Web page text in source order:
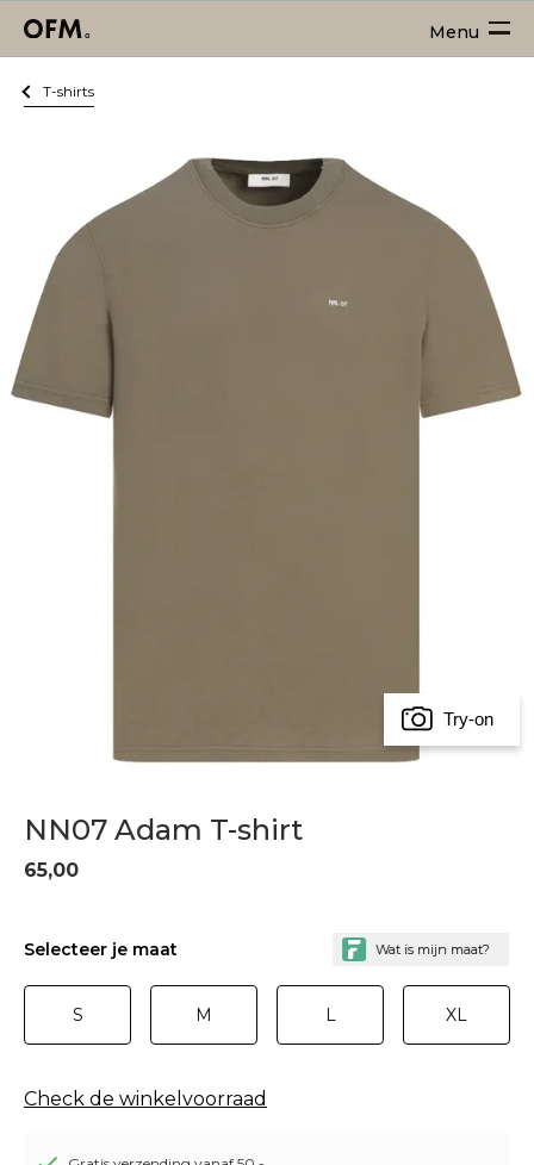
Menu
T-shirts
NN07 Adam T-shirt
65,00
Selecteer je maat
S M L XL
Check de winkelvoorraad
Try-on